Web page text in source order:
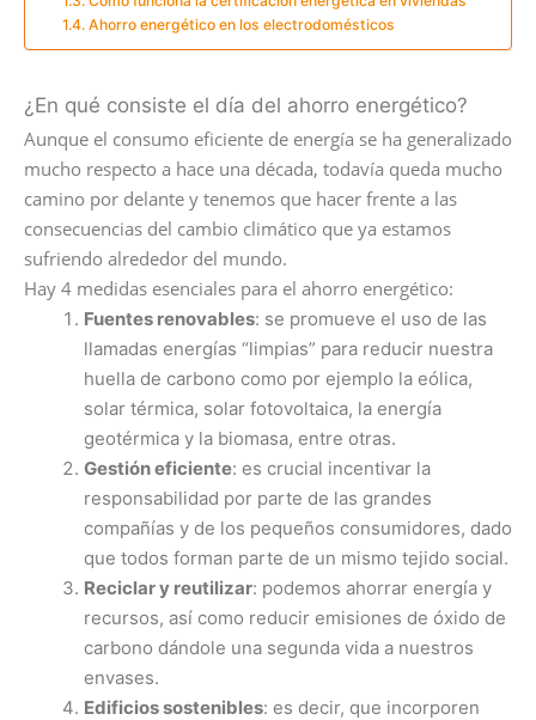
Ahorro energético en los electrodomésticos
¿En qué consiste el día del ahorro energético?
Aunque el consumo eficiente de energía se ha generalizado
mucho respecto a hace una década, todavía queda mucho
camino por delante y tenemos que hacer frente a las
consecuencias del cambio climático que ya estamos
sufriendo alrededor del mundo.
Hay 4 medidas esenciales para el ahorro energético:
Fuentes renovables: se promueve el uso de las
llamadas energías “limpias” para reducir nuestra
huella de carbono como por ejemplo la eólica,
solar térmica, solar fotovoltaica, la energía
geotérmica y la biomasa, entre otras.
Gestión eficiente: es crucial incentivar la
responsabilidad por parte de las grandes
compañías y de los pequeños consumidores, dado
que todos forman parte de un mismo tejido social.
Reciclar y reutilizar: podemos ahorrar energía y
recursos, así como reducir emisiones de óxido de
carbono dándole una segunda vida a nuestros
envases.
Edificios sostenibles: es decir, que incorporen